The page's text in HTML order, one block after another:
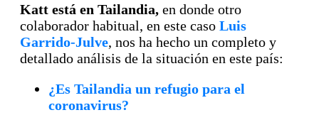
Katt está en Tailandia, en donde otro
colaborador habitual, en este caso Luis
Garrido-Julve, nos ha hecho un completo y
detallado análisis de la situación en este país:
¿Es Tailandia un refugio para el
coronavirus?